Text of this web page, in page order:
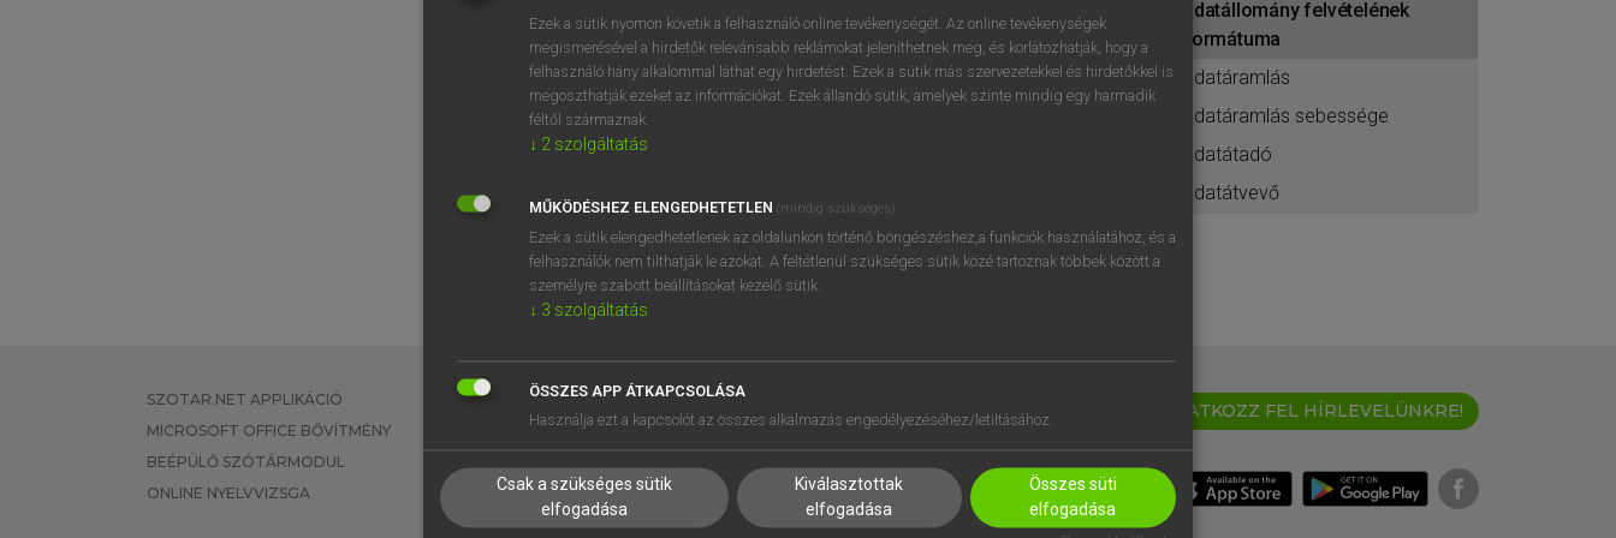
BELÉPÉS
regisztrálok ésbelépek.
REGISZTRÁCIÓ
adatállomány felvételének
formátuma
adatáramlás
adatáramlás sebessége
adatátadó
adatátvevő
SZOTAR.NET APPLIKÁCIÓ
MICROSOFT OFFICE BŐVÍTMÉNY
BEÉPÜLŐ SZÓTÁRMODUL
ONLINE NYELVVIZSGA
EGYÉNI FELHASZNÁLÓKNAK
TANULÓKNAK
VÁLLALATI MEGOLDÁSOK
SÚGÓ
RÓLUNK
SÜTI BEÁLLÍTÁSOK
IRATKOZZ FEL HÍRLEVELÜNKRE!
Ezek a sütik nyomon követik a felhasználó online tevékenységét. Az online tevékenységek
megismerésével a hirdetők relevánsabb reklámokat jeleníthetnek meg, és korlátozhatják, hogy a
felhasználó hány alkalommal láthat egy hirdetést. Ezek a sütik más szervezetekkel és hirdetőkkel is
megoszthatják ezeket az információkat. Ezek állandó sütik, amelyek szinte mindig egy harmadik
féltől származnak.
↓ 2 szolgáltatás
MŰKÖDÉSHEZ ELENGEDHETETLEN (mindig szükséges)
Ezek a sütik elengedhetetlenek az oldalunkon történő böngészéshez,a funkciók használatához, és a
felhasználók nem tilthatják le azokat. A feltétlenül szükséges sütik közé tartoznak többek között a
személyre szabott beállításokat kezelő sütik.
↓ 3 szolgáltatás
ÖSSZES APP ÁTKAPCSOLÁSA
Használja ezt a kapcsolót az összes alkalmazás engedélyezéséhez/letiltásához.
Csak a szükséges sütik
elfogadása
Kiválasztottak
elfogadása
Összes süti
elfogadása